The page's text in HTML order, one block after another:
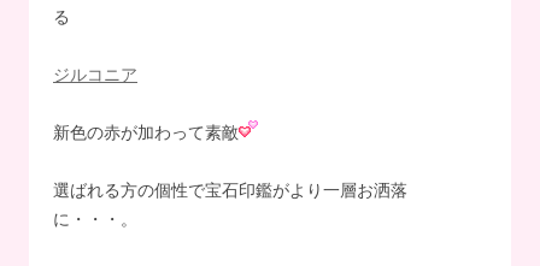
る
ジルコニア
新色の赤が加わって素敵
選ばれる方の個性で宝石印鑑がより一層お洒落
に・・・。